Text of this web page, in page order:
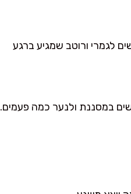
לגמרי ורוטב שמגיע ברגע
במסננת ולנער כמה פעמים.